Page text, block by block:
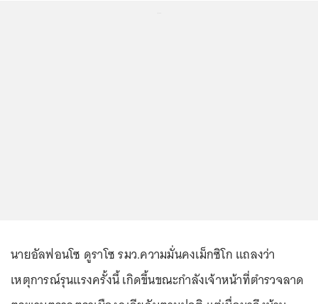
นายอัลฟอนโซ ดูราโซ รมว.ความมั่นคงเม็กซิโก แถลงว่า
เหตุการณ์รุนแรงครั้งนี้ เกิดขึ้นขณะกำลังเจ้าหน้าที่ตำรวจลาด